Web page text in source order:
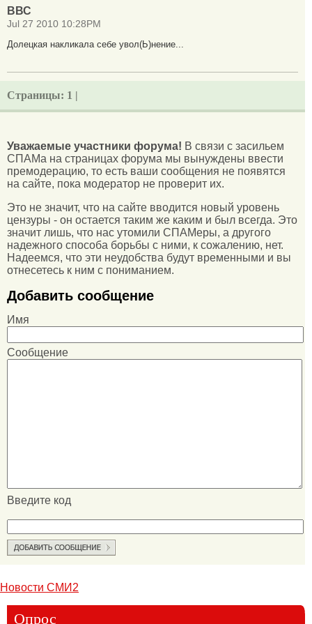
ВВС
Jul 27 2010 10:28PM
Долецкая накликала себе увол(Ь)нение...
Страницы: 1 |
Уважаемые участники форума! В связи с засильем
СПАМа на страницах форума мы вынуждены ввести
премодерацию, то есть ваши сообщения не появятся
на сайте, пока модератор не проверит их.
Это не значит, что на сайте вводится новый уровень
цензуры - он остается таким же каким и был всегда. Это
значит лишь, что нас утомили СПАМеры, а другого
надежного способа борьбы с ними, к сожалению, нет.
Надеемся, что эти неудобства будут временными и вы
отнесетесь к ним с пониманием.
Добавить сообщение
Имя
Сообщение
Введите код
Новости СМИ2
Опрос